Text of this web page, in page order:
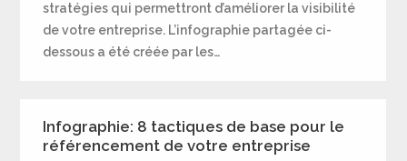
stratégies qui permettront d’améliorer la visibilité
de votre entreprise. L’infographie partagée ci-
dessous a été créée par les…
Infographie: 8 tactiques de base pour le
référencement de votre entreprise